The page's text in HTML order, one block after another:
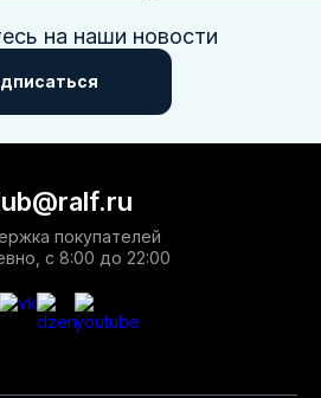
на наши новости
покупателей
с 8:00 до 22:00